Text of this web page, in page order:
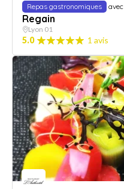
Repas gastronomiques avec
Regain
Lyon 01
5.0 1 avis